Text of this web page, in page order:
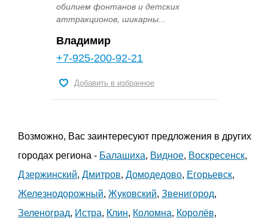
обилием фонтанов и детских
аттракционов, шикарны...
Владимир
+7-925-200-92-21
Добавить в избранное
Возможно, Вас заинтересуют предложения в других
городах региона - Балашиха, Видное, Воскресенск,
Дзержинский, Дмитров, Домодедово, Егорьевск,
Железнодорожный, Жуковский, Звенигород,
Зеленоград, Истра, Клин, Коломна, Королёв,